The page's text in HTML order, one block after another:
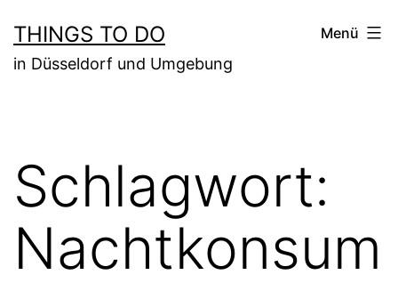
Inhalt
springen
THINGS TO DO
in Düsseldorf und Umgebung
Menü
Schlagwort:
Nachtkonsum